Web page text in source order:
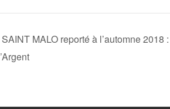
MALO reporté à l’automne